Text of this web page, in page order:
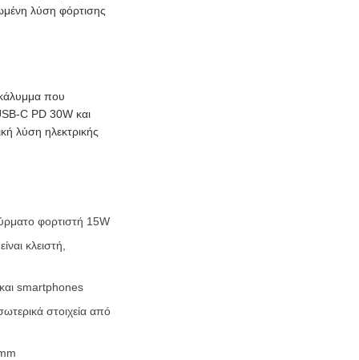
λύση φόρτισης
που
C PD 30W και
λύση ηλεκτρικής
φορτιστή 15W
κλειστή,
smartphones
στοιχεία από